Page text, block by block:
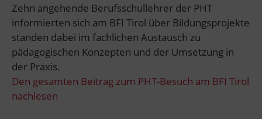
Zehn angehende Berufsschullehrer der PHT
informierten sich am BFI Tirol über Bildungsprojekte
standen dabei im fachlichen Austausch zu
pädagogischen Konzepten und der Umsetzung in
der Praxis.
Den gesamten Beitrag zum PHT-Besuch am BFI Tirol
nachlesen